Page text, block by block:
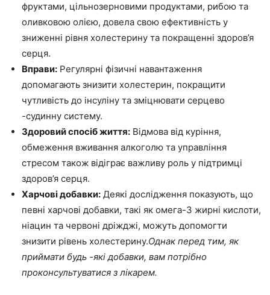
фруктами, цільнозерновими продуктами, рибою та
оливковою олією, довела свою ефективність у
зниженні рівня холестерину та покращенні здоров’я
серця.
Вправи: Регулярні фізичні навантаження
допомагають знизити холестерин, покращити
чутливість до інсуліну та зміцнювати серцево
-судинну систему.
Здоровий спосіб життя: Відмова від куріння,
обмеження вживання алкоголю та управління
стресом також відіграє важливу роль у підтримці
здоров’я серця.
Харчові добавки: Деякі дослідження показують, що
певні харчові добавки, такі як омега-3 жирні кислоти,
ніацин та червоні дріжджі, можуть допомогти
знизити рівень холестерину.Однак перед тим, як
приймати будь -які добавки, вам потрібно
проконсультуватися з лікарем.